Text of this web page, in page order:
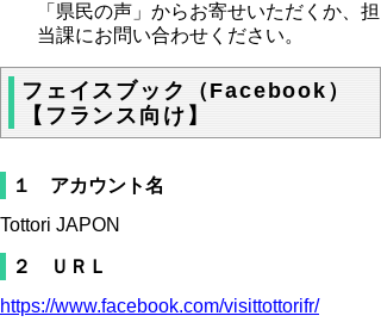
「県民の声」からお寄せいただくか、担
当課にお問い合わせください。
フェイスブック（Facebook）
【フランス向け】
１ アカウント名
Tottori JAPON
２ ＵＲＬ
https://www.facebook.com/visittottorifr/